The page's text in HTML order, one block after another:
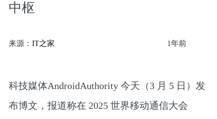
中枢
来源： IT之家 1年前
科技媒体AndroidAuthority 今天（3 月 5 日）发
布博文，报道称在 2025 世界移动通信大会